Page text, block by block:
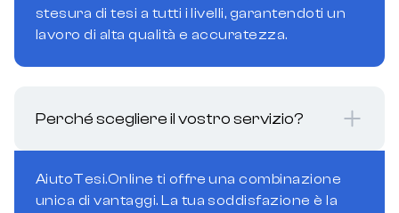
stesura di tesi a tutti i livelli, garantendoti un
lavoro di alta qualità e accuratezza.
Perché scegliere il vostro servizio?
AiutoTesi.Online ti offre una combinazione
unica di vantaggi. La tua soddisfazione è la